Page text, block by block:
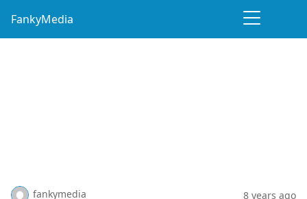
FankyMedia
fankymedia 8 years ago